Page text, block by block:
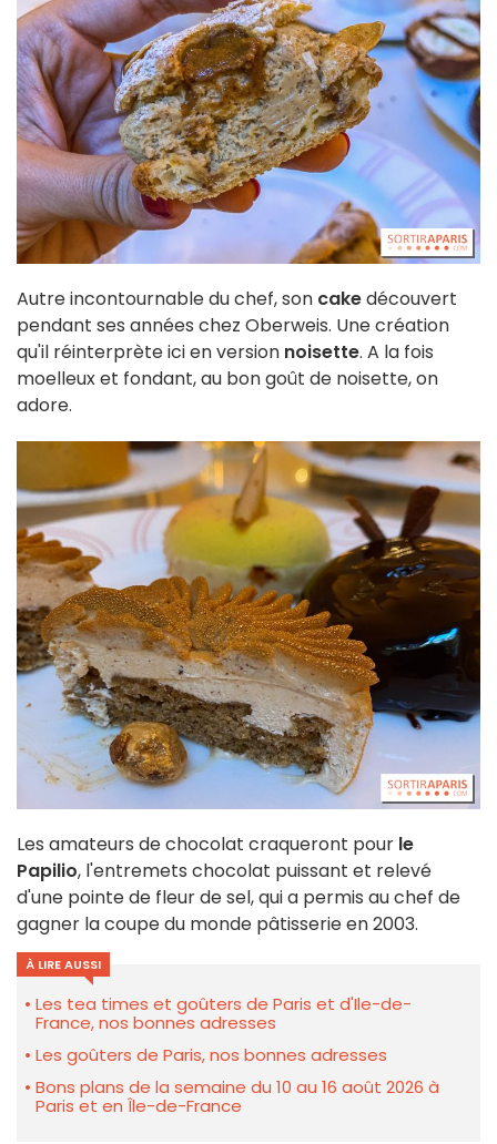
Autre incontournable du chef, son cakedécouvert
pendant ses années chez Oberweis. Une création
qu'il réinterprète ici en version noisette. A la fois
moelleux et fondant, au bon goût de noisette, on
adore.
Les amateurs de chocolat craqueront pour le
Papilio, l'entremets chocolat puissant et relevé
d'une pointe de fleur de sel, qui a permis au chef de
gagner la coupe du monde pâtisserie en 2003.
À LIRE AUSSI
Les tea times et goûters de Paris et d'Ile-de-
France, nos bonnes adresses
Les goûters de Paris, nos bonnes adresses
Bons plans de la semaine du 10 au 16 août 2026 à
Paris et en Île-de-France